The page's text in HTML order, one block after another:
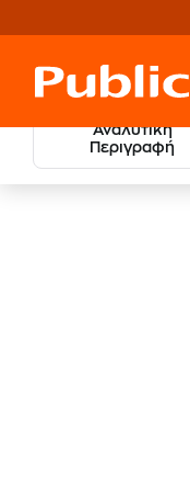
Αναλυτική
Περιγραφή
Σχολικά